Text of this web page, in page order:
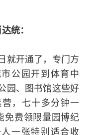
统：
就开通了，专门方
公园开到体育中
园、图书馆这些好
，七十多分钟一
免费领限量园博纪
一张特别适合收